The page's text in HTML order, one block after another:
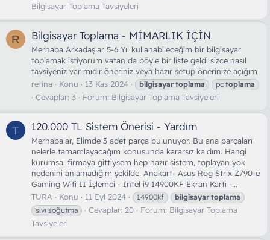
Bilgisayar Toplama Tavsiyeleri
R Bilgisayar Toplama - MİMARLIK İÇİN
Merhaba Arkadaşlar 5-6 Yıl kullanabileceğim bir bilgisayar
toplamak istiyorum vatan da böyle bir liste geldi sizce nasıl
tavsiyeniz var mıdır öneriniz veya hazır setup önerinize açığım
retina
Konu 13 Kas 2024 bilgisayar toplama pc toplama
Cevaplar: 3 Forum: Bilgisayar Toplama Tavsiyeleri
T 120.000 TL Sistem Önerisi - Yardım
Merhabalar, Elimde 3 adet parça bulunuyor. Bu ana parçaları
nelerle tamamlayacağım konusunda kararsız kaldım. Hangi
kurumsal firmaya gittiysem hep hazır sistem, toplayan yok
nedenini anlamadığım şekilde. Anakart- Asus Rog Strix Z790-e
Gaming Wifi II İşlemci - Intel i9 14900KF Ekran Kartı -...
TURA
Konu 11 Eyl 2024 14900kf bilgisayar toplama
sıvı soğutma
Cevaplar: 20 Forum: Bilgisayar Toplama
Tavsiyeleri